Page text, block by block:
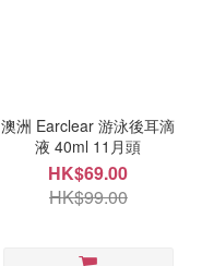
澳洲 Earclear 游泳後耳滴
液 40ml 11月頭
HK$69.00
HK$99.00